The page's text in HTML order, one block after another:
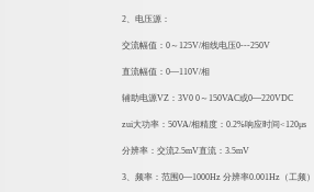
2、电压源：
交流幅值：0～125V/相线电压0---250V
直流幅值：0—110V/相
辅助电源VZ：3V0 0～150VAC或0—220VDC
zui大功率：50VA/相精度：0.2%响应时间<120μs
分辨率：交流2.5mV直流：3.5mV
3、频率：范围0—1000Hz 分辨率0.001Hz（工频